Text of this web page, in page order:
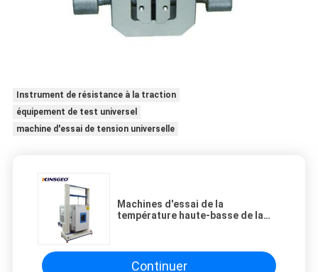
Instrument de résistance à la traction
équipement de test universel
machine d'essai de tension universelle
Machines d'essai de la
température haute-basse de la
de carton
Continuer